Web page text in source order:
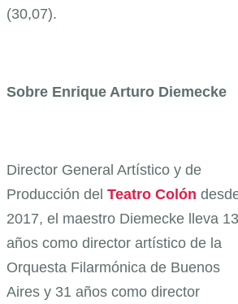
(30,07).
Sobre Enrique Arturo Diemecke
Director General Artístico y de
Producción del Teatro Colón
2017, el maestro Diemecke lleva 13
años como director artístico de la
Orquesta Filarmónica de Buenos
Aires y 31 años como director